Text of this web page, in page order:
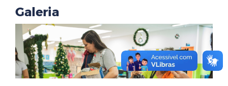
Galeria